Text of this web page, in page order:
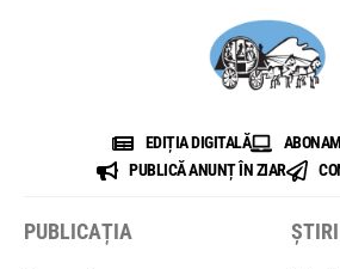
EDIȚIA DIGITALĂ
PUBLICĂ ANUNȚ ÎN ZIAR
PUBLICAȚIA ȘTIRI